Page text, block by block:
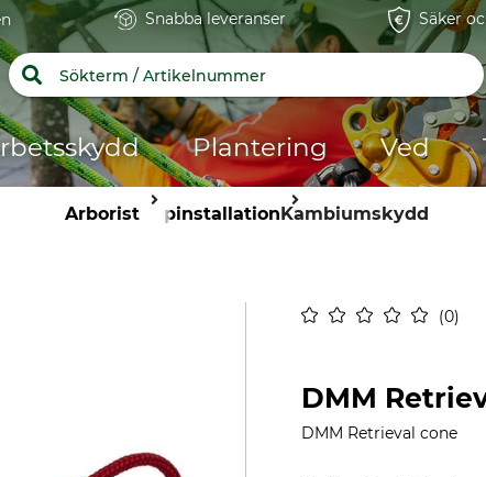
Snabba leveranser Säker
Plantering Ved
ArboristRepinstallationKambiumskydd
0
DMM
DMM Retrieval cone